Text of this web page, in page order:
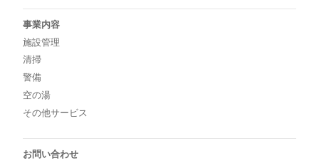
事業内容
施設管理
清掃
警備
空の湯
その他サービス
お問い合わせ